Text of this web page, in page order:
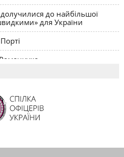
до найбільшої
для України